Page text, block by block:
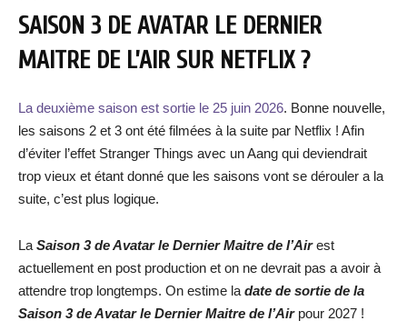
SAISON 3 DE AVATAR LE DERNIER
MAITRE DE L’AIR SUR NETFLIX ?
La deuxième saison est sortie le 25 juin 2026. Bonne nouvelle,
les saisons 2 et 3 ont été filmées à la suite par Netflix ! Afin
d’éviter l’effet Stranger Things avec un Aang qui deviendrait
trop vieux et étant donné que les saisons vont se dérouler a la
suite, c’est plus logique.
La Saison 3 de Avatar le Dernier Maitre de l’Airest
actuellement en post production et on ne devrait pas a avoir à
attendre trop longtemps. On estime la date de sortie de la
Saison 3 de Avatar le Dernier Maitre de l’Airpour 2027 !